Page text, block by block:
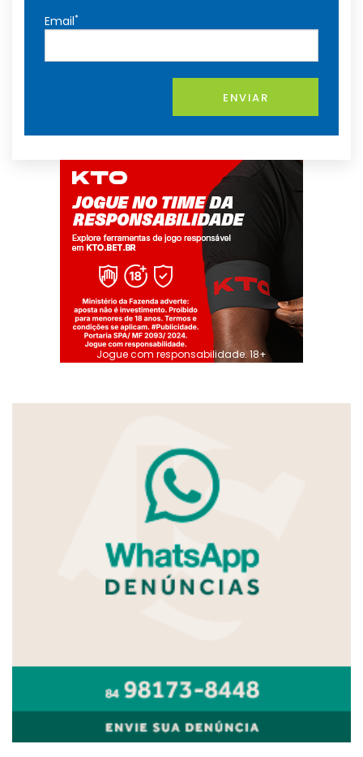
Email*
ENVIAR
Jogue com responsabilidade. 18+